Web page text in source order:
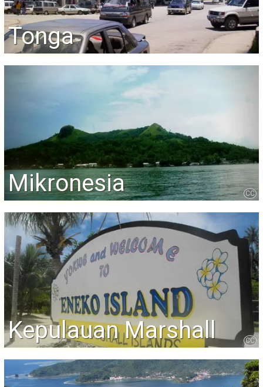
Tonga
Mikronesia CC
Kepulauan Marshall CC